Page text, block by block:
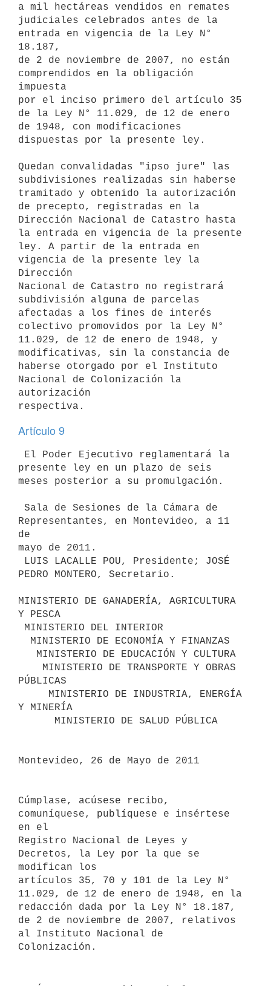
a mil hectáreas vendidos en remates
judiciales celebrados antes de la
entrada en vigencia de la Ley N°
18.187,
de 2 de noviembre de 2007, no están
comprendidos en la obligación
impuesta
por el inciso primero del artículo 35
de la Ley N° 11.029, de 12 de enero
de 1948, con modificaciones
dispuestas por la presente ley.
Quedan convalidadas "ipso jure" las
subdivisiones realizadas sin haberse
tramitado y obtenido la autorización
de precepto, registradas en la
Dirección Nacional de Catastro hasta
la entrada en vigencia de la presente
ley. A partir de la entrada en
vigencia de la presente ley la
Dirección
Nacional de Catastro no registrará
subdivisión alguna de parcelas
afectadas a los fines de interés
colectivo promovidos por la Ley N°
11.029, de 12 de enero de 1948, y
modificativas, sin la constancia de
haberse otorgado por el Instituto
Nacional de Colonización la
autorización
Artículo 9
presente ley en un plazo de seis
meses posterior a su promulgación.
Representantes, en Montevideo, a 11
de
mayo de 2011.
PEDRO MONTERO, Secretario.
MINISTERIO DE GANADERÍA, AGRICULTURA
Y PESCA
PÚBLICAS
Y MINERÍA
Montevideo, 26 de Mayo de 2011
Cúmplase, acúsese recibo,
comuníquese, publíquese e insértese
en el
Registro Nacional de Leyes y
Decretos, la Ley por la que se
modifican los
artículos 35, 70 y 101 de la Ley N°
11.029, de 12 de enero de 1948, en la
redacción dada por la Ley N° 18.187,
de 2 de noviembre de 2007, relativos
al Instituto Nacional de
Colonización.